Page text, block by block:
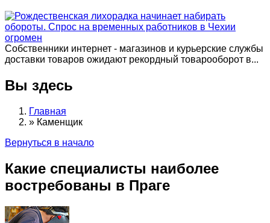
Собственники интернет - магазинов и курьерские службы
доставки товаров ожидают рекордный товарооборот в...
Вы здесь
Главная
» Каменщик
Вернуться в начало
Какие специалисты наиболее
востребованы в Праге